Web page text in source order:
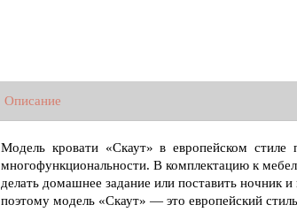
Описание
Модель кровати «Скаут» в европейском стиле
многофункциональности. В комплектацию к
делать домашнее задание или поставить ночник
поэтому модель «Скаут» — это европейский